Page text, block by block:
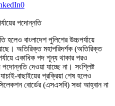
0
হলেও বাংলাদেশ পুলিশের উচ্চপর্যায়ে
অতিরিক্ত মহাপরিদর্শক (অতিরিক্ত
একাধিক পদ শূন্য থাকার পরও
দেওয়া যাচ্ছে না। সংশ্লিষ্ট
বাছাইয়ের প্রক্রিয়া শেষ হলেও
সিলেকশন বোর্ডের (এসএসবি) সভা আহ্বান না